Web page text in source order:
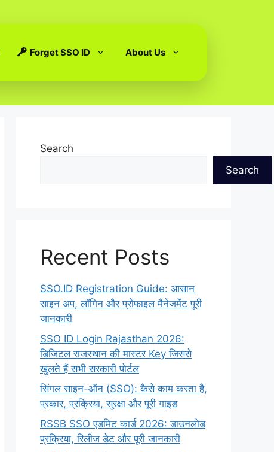
Forget SSO ID About Us
Search
Search
Recent Posts
SSO.ID Registration Guide: आसान
साइन अप, लॉगिन और प्रोफाइल मैनेजमेंट पूरी
जानकारी
SSO ID Login Rajasthan 2026:
डिजिटल राजस्थान की मास्टर Key जिससे
खुलते हैं सभी सरकारी पोर्टल
सिंगल साइन-ऑन (SSO): कैसे काम करता है,
प्रकार, प्रक्रिया, सुरक्षा और पूरी गाइड
RSSB SSO एडमिट कार्ड 2026: डाउनलोड
प्रक्रिया, रिलीज डेट और पूरी जानकारी